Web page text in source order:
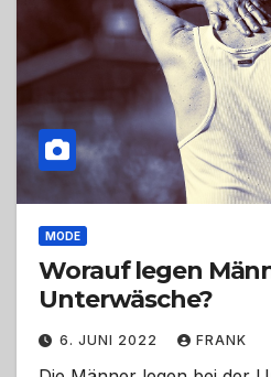
MODE
Worauf legen
Unterwäsche?
6. JUNI 2022 FRANK